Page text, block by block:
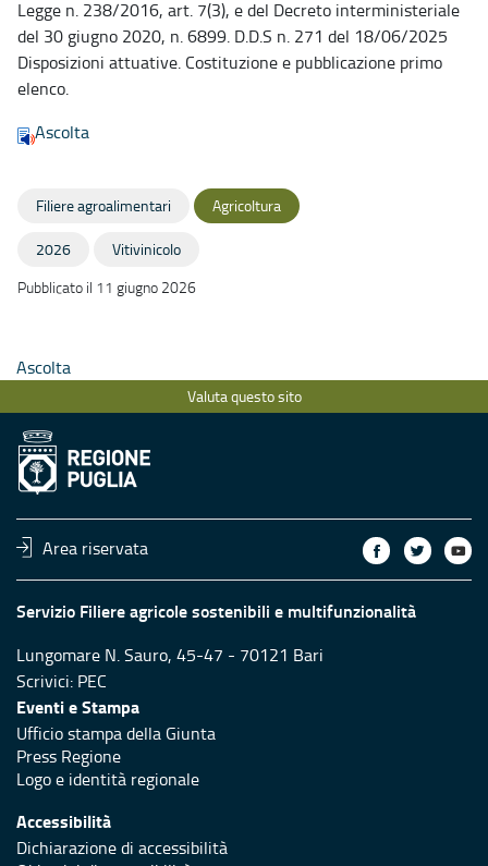
Legge n. 238/2016, art. 7(3), e del Decreto interministeriale
del 30 giugno 2020, n. 6899. D.D.S n. 271 del 18/06/2025
Disposizioni attuative. Costituzione e pubblicazione primo
elenco.
Ascolta
Filiere agroalimentari Agricoltura
2026
Vitivinicolo
Pubblicato il 11 giugno 2026
Ascolta
Valuta questo sito
Area riservata
Servizio Filiere agricole sostenibili e multifunzionalità
Lungomare N. Sauro, 45-47 - 70121 Bari
Scrivici: PEC
Eventi e Stampa
Ufficio stampa della Giunta
Press Regione
Logo e identità regionale
Accessibilità
Dichiarazione di accessibilità